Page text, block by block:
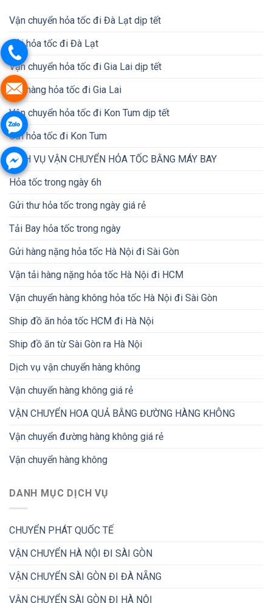
Vận chuyển hỏa tốc đi Đà Lạt dịp tết
Gửi hỏa tốc đi Đà Lạt
Vận chuyển hỏa tốc đi Gia Lai dịp tết
Gửi hàng hỏa tốc đi Gia Lai
Vận chuyển hỏa tốc đi Kon Tum dịp tết
Gửi hỏa tốc đi Kon Tum
DỊCH VỤ VẬN CHUYỂN HỎA TỐC BẰNG MÁY BAY
Hỏa tốc trong ngày 6h
Gửi thư hỏa tốc trong ngày giá rẻ
Tải Bay hỏa tốc trong ngày
Gửi hàng nặng hỏa tốc Hà Nội đi Sài Gòn
Vận tải hàng nặng hỏa tốc Hà Nội đi HCM
Vận chuyển hàng không hỏa tốc Hà Nội đi Sài Gòn
Ship đồ ăn hỏa tốc HCM đi Hà Nội
Ship đồ ăn từ Sài Gòn ra Hà Nội
Dịch vụ vận chuyển hàng không
Vận chuyển hàng không giá rẻ
VẬN CHUYỂN HOA QUẢ BẰNG ĐƯỜNG HÀNG KHÔNG
Vận chuyển đường hàng không giá rẻ
Vận chuyển hàng không
DANH MỤC DỊCH VỤ
CHUYỂN PHÁT QUỐC TẾ
VẬN CHUYỂN HÀ NỘI ĐI SÀI GÒN
VẬN CHUYỂN SÀI GÒN ĐI ĐÀ NẴNG
VẬN CHUYỂN SÀI GÒN ĐI HÀ NỘI